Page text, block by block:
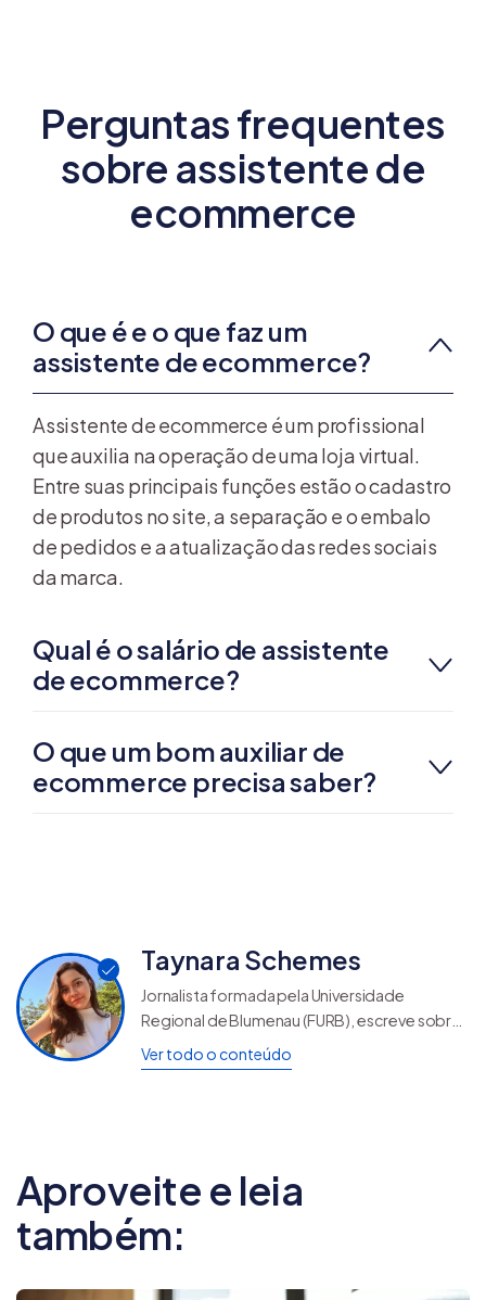
Perguntas frequentes
sobre assistente de
ecommerce
O que é e o que faz um
assistente de ecommerce?
Assistente de ecommerce é um profissional
que auxilia na operação de uma loja virtual.
Entre suas principais funções estão o cadastro
de produtos no site, a separação e o embalo
de pedidos e a atualização das redes sociais
da marca.
Qual é o salário de assistente
de ecommerce?
O que um bom auxiliar de
ecommerce precisa saber?
Taynara Schemes
Jornalista formada pela Universidade
Regional de Blumenau (FURB), escreve sobre
estratégias de vendas no blog da
Nuvemshop. Com experiência em
Ver todo o conteúdo
Aproveite e leia
também: